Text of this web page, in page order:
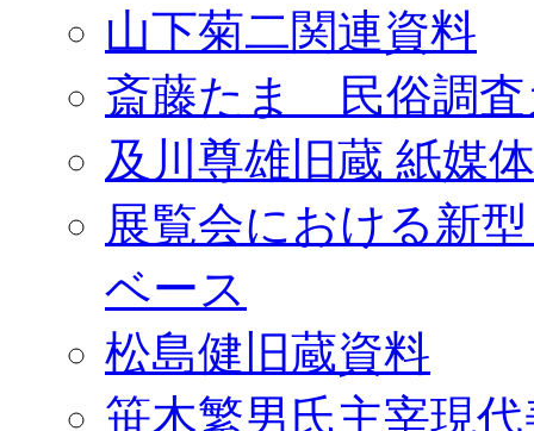
山下菊二関連資料
斎藤たま 民俗調査
及川尊雄旧蔵 紙媒
展覧会における新
ベース
松島健旧蔵資料
笹木繁男氏主宰現